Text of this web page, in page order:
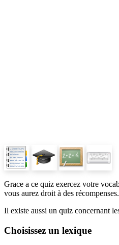
Grace a ce quiz exercez votre
vous aurez droit à des récompenses.
Il existe aussi un quiz concernant
Choisissez un lexique